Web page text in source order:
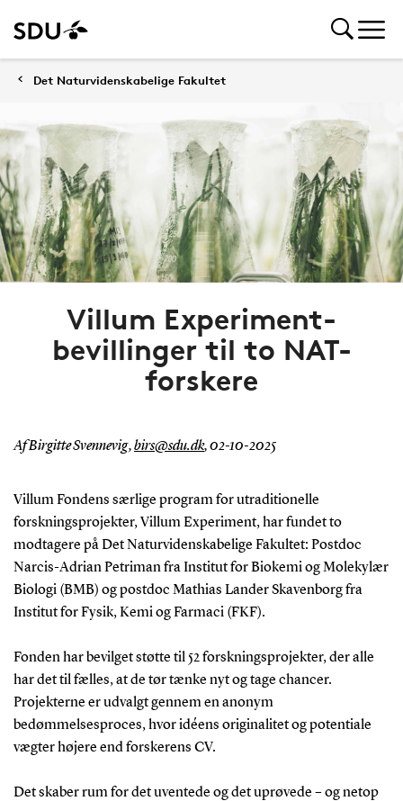
Det Naturvidenskabelige Fakultet
Villum Experiment-
bevillinger til to NAT-
forskere
Af Birgitte Svennevig,birs@sdu.dk,02-10-2025
Villum Fondens særlige program for utraditionelle
forskningsprojekter, Villum Experiment, har fundet to
modtagere på Det Naturvidenskabelige Fakultet: Postdoc
Narcis-Adrian Petriman fra Institut for Biokemi og Molekylær
Biologi (BMB) og postdoc Mathias Lander Skavenborg fra
Institut for Fysik, Kemi og Farmaci (FKF).
Fonden har bevilget støtte til 52 forskningsprojekter, der alle
har det til fælles, at de tør tænke nyt og tage chancer.
Projekterne er udvalgt gennem en anonym
bedømmelsesproces, hvor idéens originalitet og potentiale
vægter højere end forskerens CV.
Det skaber rum for det uventede og det uprøvede – og netop